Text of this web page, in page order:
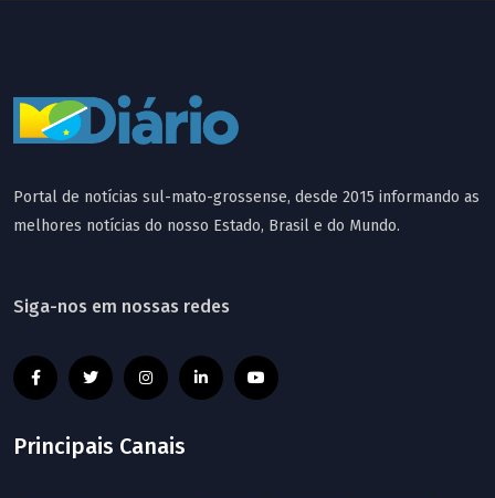
Portal de notícias sul-mato-grossense, desde 2015 informando as
melhores notícias do nosso Estado, Brasil e do Mundo.
Siga-nos em nossas redes
Principais Canais